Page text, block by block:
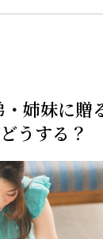
姉妹に贈
うする？